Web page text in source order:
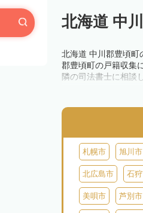
北海道 中
北海道 中川郡豊頃町
郡豊頃町の戸籍収集
隣の司法書士に相談
札幌市 旭川市
北広島市 石
美唄市 芦別市